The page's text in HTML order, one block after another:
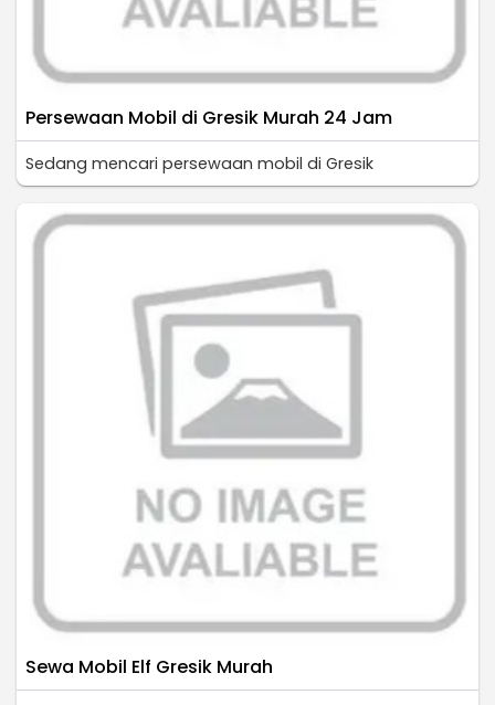
Persewaan Mobil di Gresik Murah 24 Jam
Sedang mencari persewaan mobil di Gresik
Sewa Mobil Elf Gresik Murah